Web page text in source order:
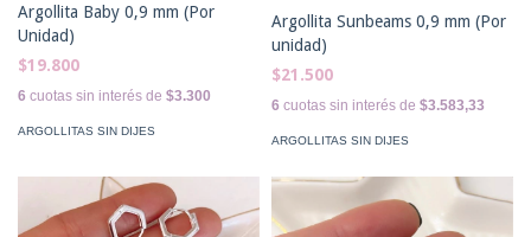
Argollita Baby 0,9 mm (Por
Unidad)
$19.800
6 cuotas sin interés de $3.300
ARGOLLITAS SIN DIJES
Argollita Sunbeams 0,9 mm (Por
unidad)
$21.500
6 cuotas sin interés de $3.583,33
ARGOLLITAS SIN DIJES